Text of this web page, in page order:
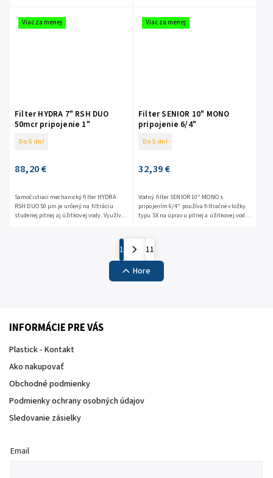
Viac za menej
Filter HYDRA 7" RSH DUO
50mcr pripojenie 1"
Do 5 dní
88,20 €
Samočistiaci mechanický filter HYDRA
RSH DUO 50 μm je určený na filtráciu
studenej pitnej aj úžitkovej vody. Využíva
Viac za menej
Filter SENIOR 10" MONO
pripojenie 6/4"
Do 5 dní
32,39 €
Vodný filter SENIOR 10" MONO s
pripojením 6/4" používa filtračné vložky
typu SX na úpravu pitnej a úžitkovej vody.
1
11
Hore
INFORMÁCIE PRE VÁS
Plastick - Kontakt
Ako nakupovať
Obchodné podmienky
Podmienky ochrany osobných údajov
Sledovanie zásielky
Email